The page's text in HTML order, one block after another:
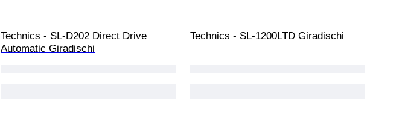
Technics - SL-D202 Direct Drive
Automatic Giradischi
Technics - SL-1200LTD Giradischi